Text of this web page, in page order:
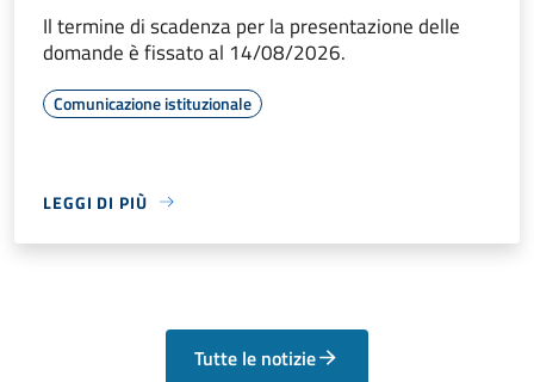
Il termine di scadenza per la presentazione delle
domande è fissato al 14/08/2026.
Comunicazione istituzionale
LEGGI DI PIÙ
Tutte le notizie